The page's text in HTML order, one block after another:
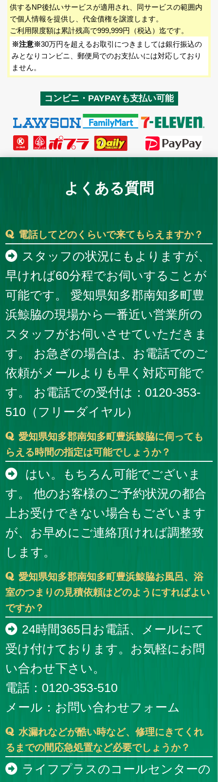
供するNP後払いサービスが適用され、同サービスの範囲内
で個人情報を提供し、代金債権を譲渡します。
ご利用限度額は累計残高で999,999円（税込）迄です。
※注意※30万円を超えるお取引につきましては銀行振込の
みとなりコンビニ、郵便局でのお支払いには対応しており
ません。
コンビニ・PAYPAYも支払い可能
よくある質問
電話してどのくらいで来てもらえますか？
スタッフの状況にもよりますが、
早ければ60分程でお伺いすることが
可能です。 愛知県知多郡南知多町豊
浜鯨脇の現場から一番近い営業所の
スタッフがお伺いさせていただきま
す。 お急ぎの場合は、お電話でのご
依頼がメールよりも早く対応可能で
す。 お電話での受付は：0120-353-
510（フリーダイヤル）
愛知県知多郡南知多町豊浜鯨脇に伺っても
らえる時間の指定は可能でしょうか？
はい。もちろん可能でございま
す。 他のお客様のご予約状況の都合
上お受けできない場合もございます
が、お早めにご連絡頂ければ調整致
します。
愛知県知多郡南知多町豊浜鯨脇お風呂、浴
室のつまりの見積依頼はどのようにすればよい
ですか？
24時間365日お電話、メールにて
受け付けております。お気軽にお問
い合わせ下さい。
電話：0120-353-510
メール： お問い合わせフォーム
水漏れなどが酷い時など、修理にきてくれ
るまでの間応急処置など必要でしょうか？
ライフプラスのコールセンターの